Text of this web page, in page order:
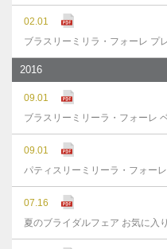
02.01
ブラスリーミリラ・フォーレ プ
2016
09.01
ブラスリーミリーラ・フォーレ
09.01
パティスリーミリーラ・フォー
07.16
夏のブライダルフェア お気に入